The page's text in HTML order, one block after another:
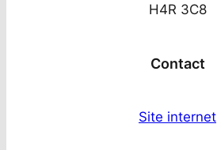
H4R 3C8
Contact
Site internet